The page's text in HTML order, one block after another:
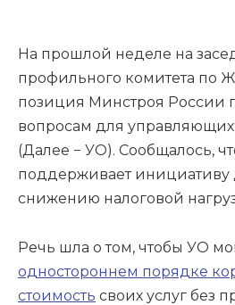
На прошлой неделе на
профильного комитета по
позиция Минстроя России
вопросам для
(Далее − УО). Сообщалось,
поддерживает инициативу
снижению налоговой
Речь шла о том, чтобы УО
одностороннем порядке
стоимость своих услуг без